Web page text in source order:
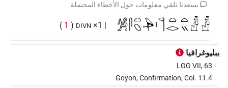
يسعدنا تلقي معلومات حول الأخطاء المحتملة
𓀼𓋴𓏏𓆇𓅆𓏤𓊹𓏏𓂋𓏏𓏭𓛖𓛖
DIVN
(
1
)
ببليوغرافيا
LGG VII, 63
Goyon, Confirmation, Col. 11.4